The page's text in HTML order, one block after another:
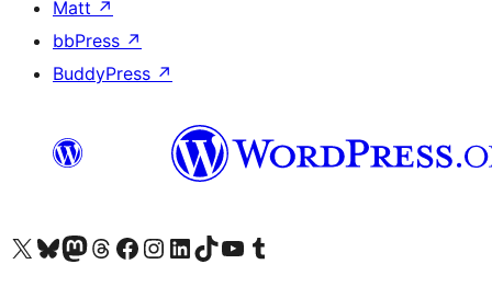
Matt ↗
bbPress ↗
BuddyPress ↗
Visit our X (formerly Twitter) account
Visit our Bluesky account
Visit our Mastodon account
Visit our Threads account
Visit our Facebook page
Visit our Instagram account
Visit our LinkedIn account
Visit our TikTok account
Visit our YouTube channel
Visit our Tumblr account